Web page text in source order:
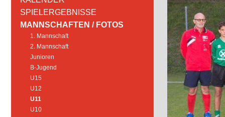
SPIELERGEBNISSE
MANNSCHAFTEN / FOTOS
1. Mannschaft
2. Mannschaft
Junioren
B-Jugend
U15
U12
U11
U10